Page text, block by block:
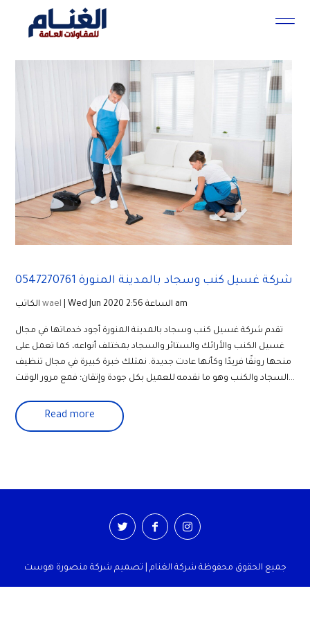
شركة غسيل كنب وسجاد بالمدينة المنورة 0547270761
wael | Wed Jun 2020 الساعة 2:56 am
تقدم شركة غسيل كنب وسجاد بالمدينة المنورة أجود خدماتها في مجال
غسيل الكنب والأرائك والستائر والسجاد بمختلف أنواعه، كما تعمل على
منحها رونقًا فريدًا وكأنها عادت جديدة. نمتلك خبرة كبيرة في مجال تنظيف
السجاد والكنب وهو ما نقدمه للعميل بكل جودة وإتقان؛ فمع مرور الوقت...
Read more
جميع الحقوق محفوظة شركة الغنام | تصميم شركة منصورة هوست